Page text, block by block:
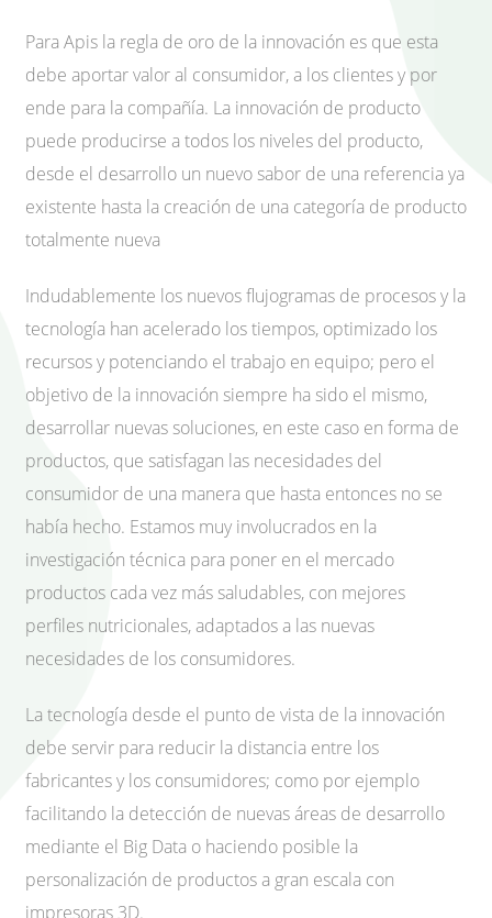
Para Apis la regla de oro de la innovación es que esta
debe aportar valor al consumidor, a los clientes y por
ende para la compañía. La innovación de producto
puede producirse a todos los niveles del producto,
desde el desarrollo un nuevo sabor de una referencia ya
existente hasta la creación de una categoría de producto
totalmente nueva
Indudablemente los nuevos flujogramas de procesos y la
tecnología han acelerado los tiempos, optimizado los
recursos y potenciando el trabajo en equipo; pero el
objetivo de la innovación siempre ha sido el mismo,
desarrollar nuevas soluciones, en este caso en forma de
productos, que satisfagan las necesidades del
consumidor de una manera que hasta entonces no se
había hecho. Estamos muy involucrados en la
investigación técnica para poner en el mercado
productos cada vez más saludables, con mejores
perfiles nutricionales, adaptados a las nuevas
necesidades de los consumidores.
La tecnología desde el punto de vista de la innovación
debe servir para reducir la distancia entre los
fabricantes y los consumidores; como por ejemplo
facilitando la detección de nuevas áreas de desarrollo
mediante el Big Data o haciendo posible la
personalización de productos a gran escala con
impresoras 3D.